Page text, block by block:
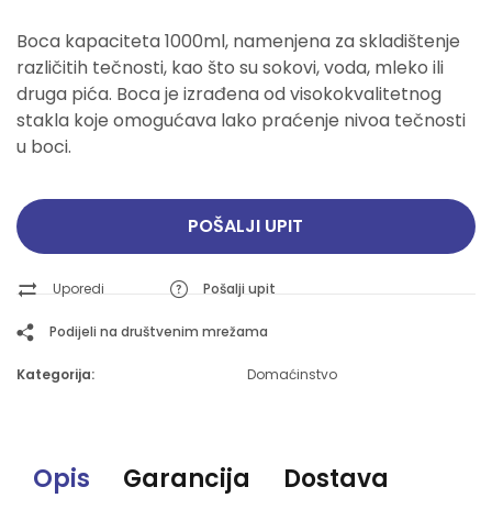
Boca kapaciteta 1000ml, namenjena za skladištenje
različitih tečnosti, kao što su sokovi, voda, mleko ili
druga pića. Boca je izrađena od visokokvalitetnog
stakla koje omogućava lako praćenje nivoa tečnosti
u boci.
POŠALJI UPIT
Uporedi Pošalji upit
Podijeli na društvenim mrežama
Kategorija: Domaćinstvo
Opis Garancija Dostava